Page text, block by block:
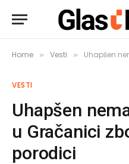
Home » Vesti » Uhapšen
VESTI
Uhapšen
u Gračanici
porodici